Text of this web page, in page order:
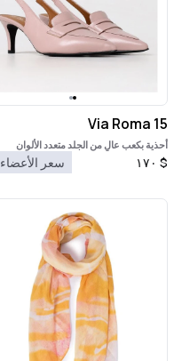
Via Roma 15
أحذية بكعب عالٍ من الجلد متعدد الألوان
$ ١٧٠ سعر الأعضاء